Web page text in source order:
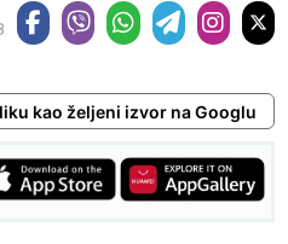
kao željeni izvor na Googlu